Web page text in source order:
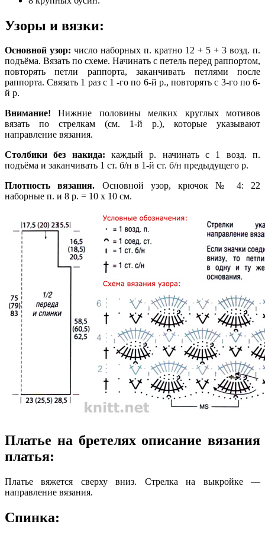
Узоры и вязки:
Основной узор: число наборных п. кратно 12 + 5 + 3 возд. п.
подъёма. Вязать по схеме. Начинать с петель перед раппортом,
повторять петли раппорта, заканчивать петлями после
раппорта. Связать 1 раз с 1 -го по 6-й р., повторять с 3-го по 6-
й р.
Внимание! Нижние половины мелких круглых мотивов
вязать по стрелкам (см. 1-й р.), которые указывают
направление вязания.
Столбики без накида: каждый р. начинать с 1 возд. п.
подъёма и заканчивать 1 ст. б/н в 1-й ст. б/н предыдущего р.
Плотность вязания. Основной узор, крючок № 4: 22
наборные п. и 8 р. = 10 х 10 см.
Платье на бретелях описание вязания
платья:
Платье вяжется сверху вниз. Стрелка на выкройке —
направление вязания.
Спинка: